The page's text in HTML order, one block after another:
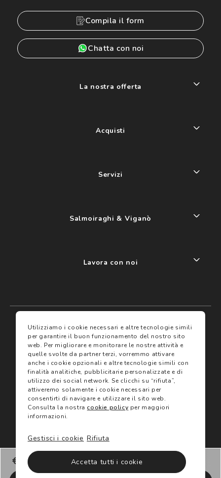
I miei preferiti
Assicurazioni
Servizi
Trova negozio
Gift Card
€ 219,00
Compila il form
Chatta con noi
La nostra offerta
Acquisti
Servizi
Salmoiraghi & Viganò
Lavora con noi
Termini e condizioni
Termini di vendita
Avvertenze e informazioni di sicurezza sui prodotti
Informativa sulla Privacy
Utilizzo dei cookie
Utilizziamo i cookie necessari e altre tecnologie simili
per garantire il buon funzionamento del nostro sito
web. Per migliorare e monitorare le nostre attività e
quelle svolte da partner terzi, vorremmo attivare
anche i cookie opzionali e altre tecnologie simili con
finalità analitiche, pubblicitarie personalizzate e di
utilizzo dei social network. Se clicchi su “rifiuta”,
attiveremo solamente i cookie necessari per
consentirti di navigare e utilizzare il sito web.
Consulta la nostracookie policy per maggiori
informazioni.
Accetta tutti i cookie
Rifiuta
Gestisci i cookie